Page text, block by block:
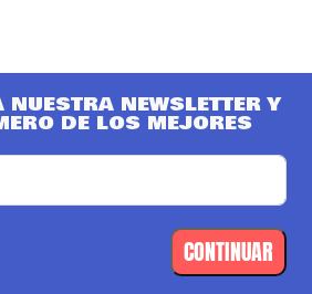
NUESTRA NEWSLETTER Y
DE LOS MEJORES
CONTINUAR